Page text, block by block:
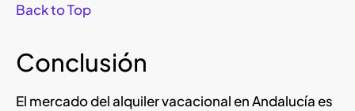
Back to Top
Conclusión
El mercado del alquiler vacacional en Andalucía es